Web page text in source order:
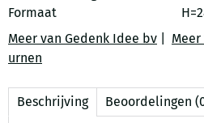
Formaat
Meer van Gedenk Idee bv
urnen
Beschrijving Beoordelingen